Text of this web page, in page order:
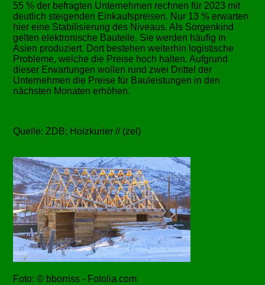
55 % der befragten Unternehmen rechnen für 2023 mit
deutlich steigenden Einkaufspreisen. Nur 13 % erwarten
hier eine Stabilisierung des Niveaus. Als Sorgenkind
gelten elektronische Bauteile. Sie werden häufig in
Asien produziert. Dort bestehen weiterhin logistische
Probleme, welche die Preise hoch halten. Aufgrund
dieser Erwartungen wollen rund zwei Drittel der
Unternehmen die Preise für Bauleistungen in den
nächsten Monaten erhöhen.
Quelle: ZDB; Holzkurier // (zel)
Foto: © bborriss - Fotolia.com